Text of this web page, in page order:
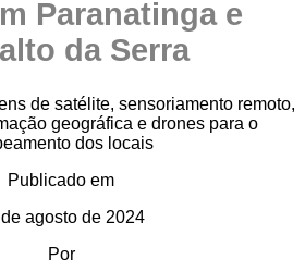
Paranatinga e
da Serra
de satélite, sensoriamento remoto,
geográfica e drones para o
dos locais
Publicado em
agosto de 2024
Por